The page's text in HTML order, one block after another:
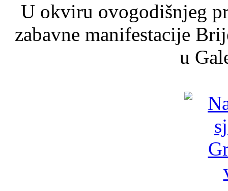
U okviru ovogodišnjeg
zabavne manifestacije
u